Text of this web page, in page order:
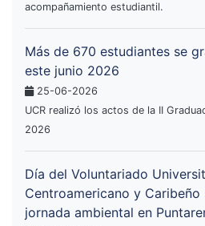
acompañamiento estudiantil.
Más de 670 estudiantes se
este junio 2026
25-06-2026
UCR realizó los actos de la II
2026
Día del Voluntariado
Centroamericano y
jornada ambiental en